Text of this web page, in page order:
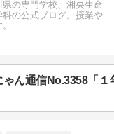
の専門学校、湘央生命
の公式ブログ。授業や